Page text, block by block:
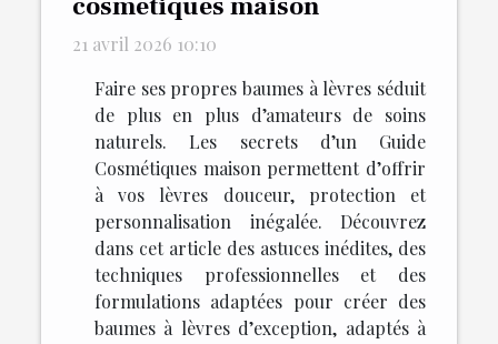
cosmétiques maison
21 avril 2026 10:10
Faire ses propres baumes à lèvres séduit
de plus en plus d’amateurs de soins
naturels. Les secrets d’un Guide
Cosmétiques maison permettent d’offrir
à vos lèvres douceur, protection et
personnalisation inégalée. Découvrez
dans cet article des astuces inédites, des
techniques professionnelles et des
formulations adaptées pour créer des
baumes à lèvres d’exception, adaptés à